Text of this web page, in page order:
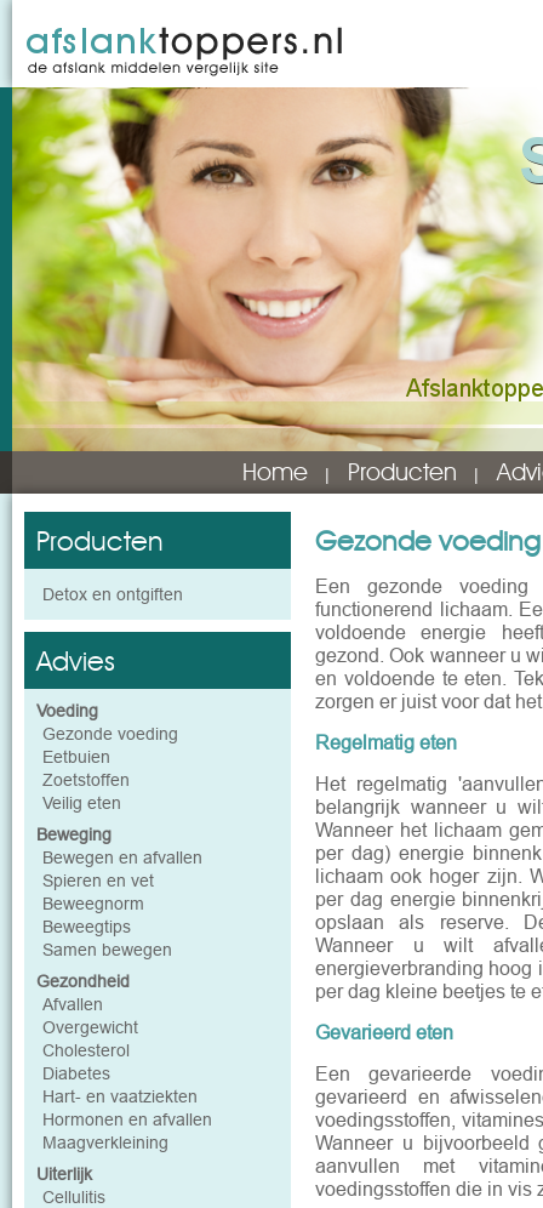
Home Producten
Producten
Detox en ontgiften
Advies
Voeding
Gezonde voeding
Eetbuien
Zoetstoffen
Veilig eten
Beweging
Bewegen en afvallen
Spieren en vet
Beweegnorm
Beweegtips
Samen bewegen
Gezondheid
Afvallen
Overgewicht
Cholesterol
Diabetes
Hart- en vaatziekten
Hormonen en afvallen
Maagverkleining
Uiterlijk
Cellulitis
Gezonde voeding
Een gezonde
functionerend lichaam.
voldoende energie
gezond. Ook wanneer u
en voldoende te eten.
zorgen er juist voor dat
Regelmatig eten
Het regelmatig
belangrijk wanneer u
Wanneer het lichaam
per dag) energie
lichaam ook hoger zijn.
per dag energie
opslaan als reserve.
Wanneer u wilt
energieverbranding hoog
per dag kleine beetjes te
Gevarieerd eten
Een gevarieerde
gevarieerd en
voedingsstoffen,
Wanneer u
aanvullen met
voedingsstoffen die in vis